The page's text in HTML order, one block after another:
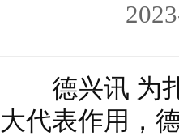
德兴讯 为扎
大代表作用，